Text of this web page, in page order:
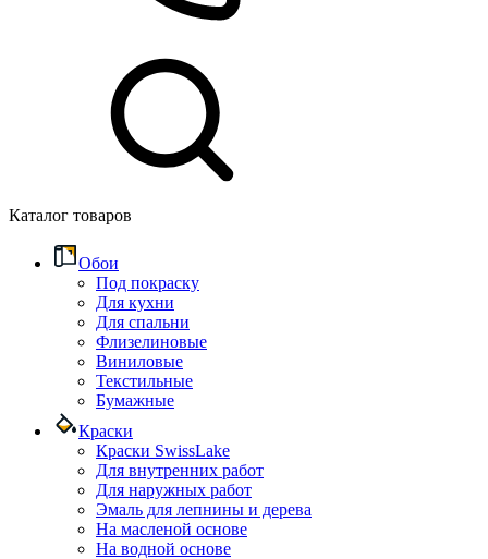
Каталог товаров
Обои
Под покраску
Для кухни
Для спальни
Флизелиновые
Виниловые
Текстильные
Бумажные
Краски
Краски SwissLake
Для внутренних работ
Для наружных работ
Эмаль для лепнины и дерева
На масленой основе
На водной основе